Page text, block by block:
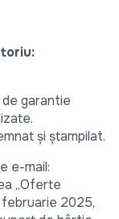
garantie
și ștampilat.
e-mail:
„Oferte
februarie 2025,